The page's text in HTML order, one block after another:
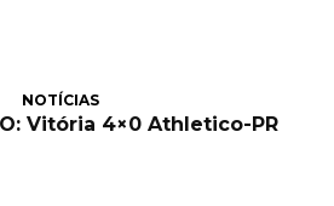
NOTÍCIAS
Vitória 4×0 Athletico-PR